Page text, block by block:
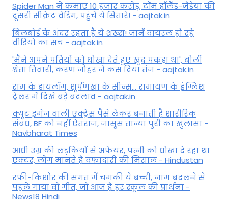
Spider Man ने कमाए 10 हजार करोड़, टॉम हॉलैेंड-जैंडेया की
दूसरी सीक्रेट वेडिंग, पहुंचे ये सितारे! - aajtak.in
बिलबोर्ड के अंदर रहता है ये शख्स! जानें वायरल हो रहे
वीडियो का सच - aajtak.in
'मैंने अपने पतियों को धोखा देते हुए खुद पकड़ा था', बोलीं
श्वेता तिवारी, करण जौहर ने कस दिया तंज - aajtak.in
राम के डायलॉग, शूर्पणखा के सीन्स... रामायण के इंग्लिश
ट्रेलर में दिखे बड़े बदलाव - aajtak.in
क्यूट इमेज वाली एक्ट्रेस पैसे लेकर बनाती है शारीरिक
संबंध, BF को नहीं ऐतराज, जासूस तान्‍या पुरी का खुलासा -
Navbharat Times
आधी उम्र की लड़कियों से अफेयर, पत्नी को धोखा दे रहा था
एक्टर, लोग मानते हैं वफादारी की मिसाल - Hindustan
रफी-किशोर की संगत में चमकी ये बच्ची, नाम बदलने से
पहले गाया वो गीत, जो आज है हर स्कूल की प्रार्थना -
News18 Hindi